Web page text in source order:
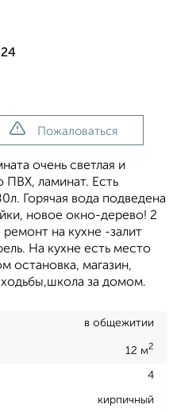
Пожаловаться
очень светлая и
ламинат. Есть
Горячая вода подведена
новое окно-дерево! 2
ремонт на кухне -залит
На кухне есть место
остановка, магазин,
ходьбы,школа за домом.
в общежитии
12 м2
4
кирпичный